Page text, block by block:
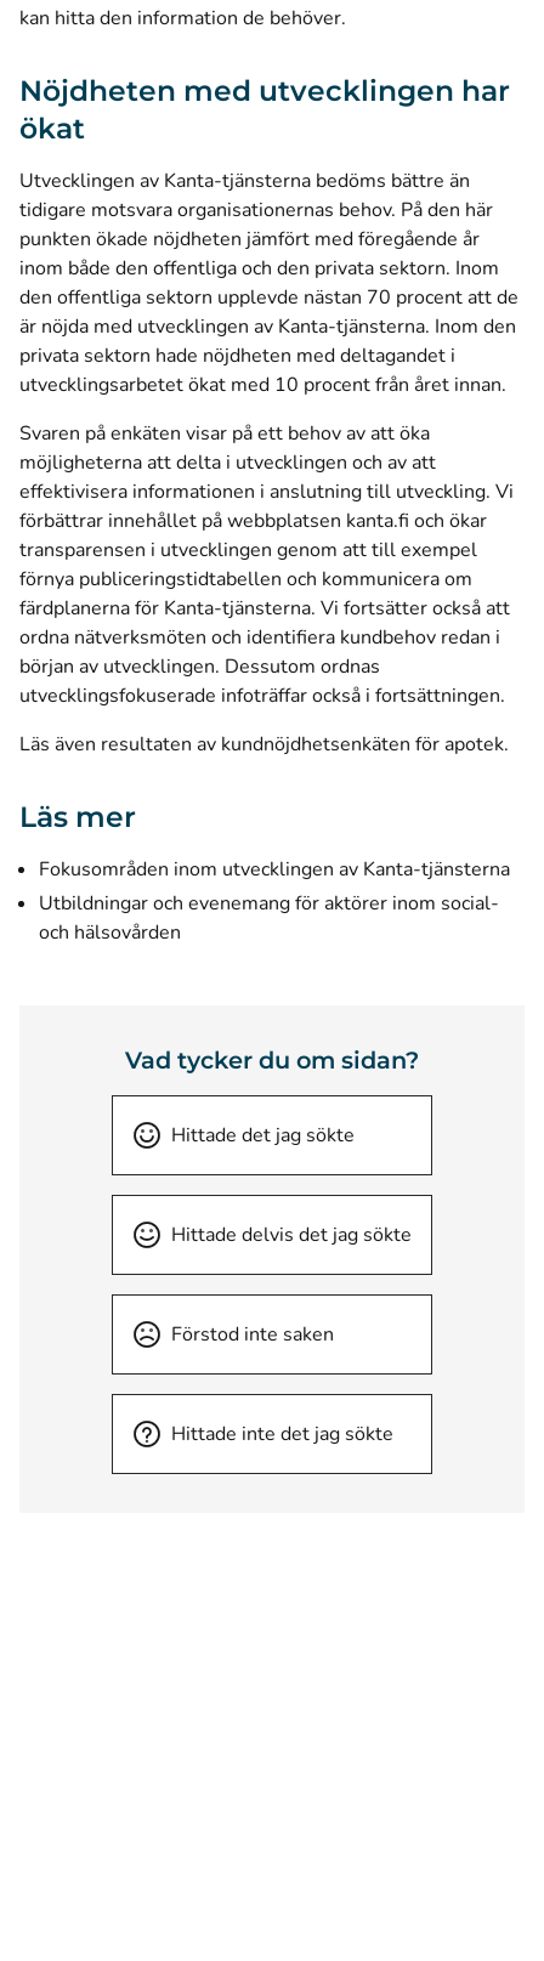
kan hitta den information de behöver.
Nöjdheten med utvecklingen har
ökat
Utvecklingen av Kanta-tjänsterna bedöms bättre än
tidigare motsvara organisationernas behov. På den här
punkten ökade nöjdheten jämfört med föregående år
inom både den offentliga och den privata sektorn. Inom
den offentliga sektorn upplevde nästan 70 procent att de
är nöjda med utvecklingen av Kanta-tjänsterna. Inom den
privata sektorn hade nöjdheten med deltagandet i
utvecklingsarbetet ökat med 10 procent från året innan.
Svaren på enkäten visar på ett behov av att öka
möjligheterna att delta i utvecklingen och av att
effektivisera informationen i anslutning till utveckling. Vi
förbättrar innehållet på webbplatsen kanta.fi och ökar
transparensen i utvecklingen genom att till exempel
förnya publiceringstidtabellen och kommunicera om
färdplanerna för Kanta-tjänsterna. Vi fortsätter också att
ordna nätverksmöten och identifiera kundbehov redan i
början av utvecklingen. Dessutom ordnas
utvecklingsfokuserade infoträffarockså i fortsättningen.
Läs även resultaten av kundnöjdhetsenkäten för apotek.
Läs mer
Fokusområden inom utvecklingen av Kanta-tjänsterna
Utbildningar och evenemang för aktörer inom social-
och hälsovården
Vad tycker du om sidan?
Hittade det jag sökte
Hittade delvis det jag sökte
Förstod inte saken
Hittade inte det jag sökte